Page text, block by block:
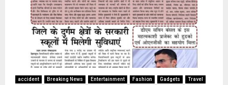
accident Breaking News Entertainment Fashion Gadgets
Travel